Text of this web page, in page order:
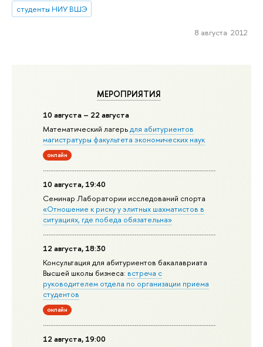
МЕРОПРИЯТИЯ
10 августа – 22 августа
Математический лагерьдля абитуриентов
магистратуры факультета экономических наук
онлайн
10 августа, 19:40
Семинар Лаборатории исследований спорта
«Отношение к риску у элитных шахматистов в
ситуациях, где победа обязательна»
12 августа, 18:30
Консультация для абитуриентов бакалавриата
Высшей школы бизнеса: встреча с
руководителем отдела по организации приема
студентов
онлайн
12 августа, 19:00
студенты НИУ ВШЭ
8 августа 2012